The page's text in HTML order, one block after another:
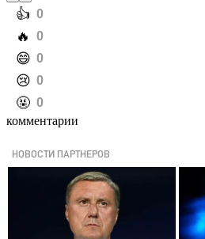
️👍 0
️🔥 0
️😄 0
️😢 0
️🤬 0
комментарии